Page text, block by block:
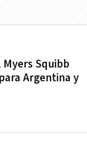
Squibb
Argentina y